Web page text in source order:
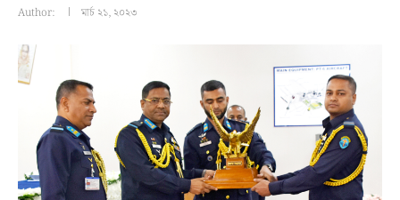
Author: মার্চ ২১, ২০২৩